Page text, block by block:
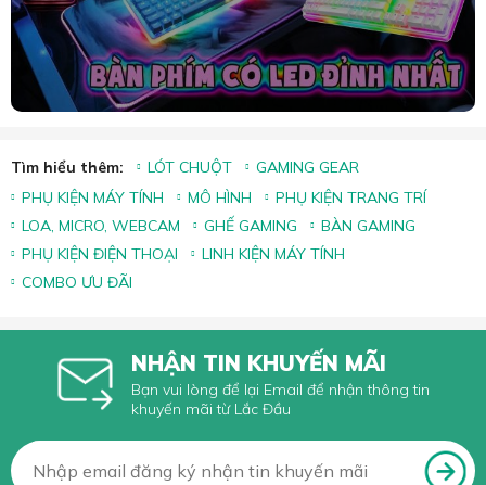
Tìm hiểu thêm: LÓT CHUỘT
GAMING GEAR
PHỤ KIỆN MÁY TÍNH
MÔ HÌNH
PHỤ KIỆN TRANG TRÍ
LOA, MICRO, WEBCAM
GHẾ GAMING
BÀN GAMING
PHỤ KIỆN ĐIỆN THOẠI
LINH KIỆN MÁY TÍNH
COMBO ƯU ĐÃI
NHẬN TIN KHUYẾN MÃI
Bạn vui lòng để lại Email để nhận thông tin
khuyến mãi từ Lắc Đầu